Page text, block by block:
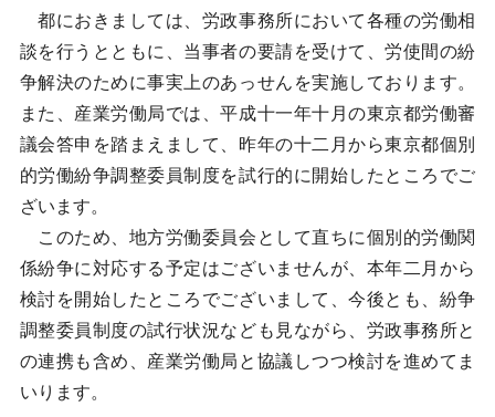
都におきましては、労政事務所において各種の労働相
談を行うとともに、当事者の要請を受けて、労使間の紛
争解決のために事実上のあっせんを実施しております。
また、産業労働局では、平成十一年十月の東京都労働審
議会答申を踏まえまして、昨年の十二月から東京都個別
的労働紛争調整委員制度を試行的に開始したところでご
ざいます。
このため、地方労働委員会として直ちに個別的労働関
係紛争に対応する予定はございませんが、本年二月から
検討を開始したところでございまして、今後とも、紛争
調整委員制度の試行状況なども見ながら、労政事務所と
の連携も含め、産業労働局と協議しつつ検討を進めてま
いります。